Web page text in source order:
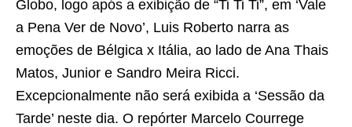
Globo, logo após a exibição de “Ti Ti Ti”, em ‘Vale
a Pena Ver de Novo’, Luis Roberto narra as
emoções de Bélgica x Itália, ao lado de Ana Thais
Matos, Junior e Sandro Meira Ricci.
Excepcionalmente não será exibida a ‘Sessão da
Tarde’ neste dia. O repórter Marcelo Courrege